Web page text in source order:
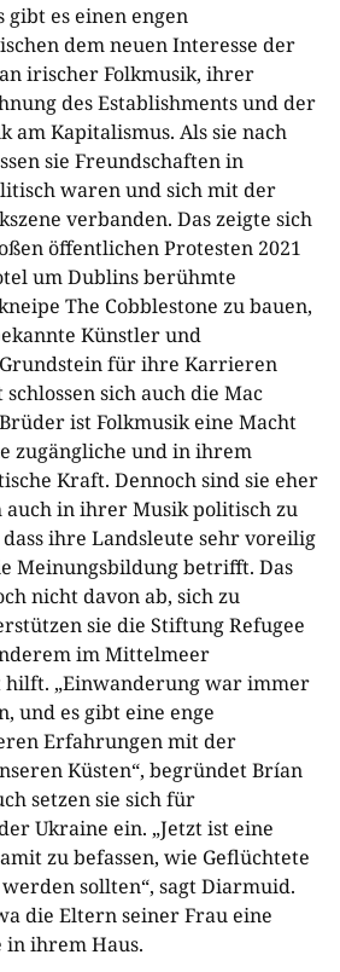
gibt es einen engen
dem neuen Interesse der
irischer Folkmusik, ihrer
des Establishments und der
am Kapitalismus. Als sie nach
sie Freundschaften in
waren und sich mit der
verbanden. Das zeigte sich
öffentlichen Protesten 2021
um Dublins berühmte
The Cobblestone zu bauen,
Künstler und
für ihre Karrieren
sich auch die Mac
ist Folkmusik eine Macht
zugängliche und in ihrem
Kraft. Dennoch sind sie eher
auch in ihrer Musik politisch zu
ihre Landsleute sehr voreilig
Meinungsbildung betrifft. Das
nicht davon ab, sich zu
sie die Stiftung Refugee
im Mittelmeer
hilft. „Einwanderung war immer
und es gibt eine enge
Erfahrungen mit der
Küsten“, begründet Brían
setzen sie sich für
Ukraine ein. „Jetzt ist eine
zu befassen, wie Geflüchtete
sollten“, sagt Diarmuid.
die Eltern seiner Frau eine
ihrem Haus.